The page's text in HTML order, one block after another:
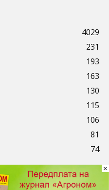
4029
231
193
163
130
115
106
81
74
×